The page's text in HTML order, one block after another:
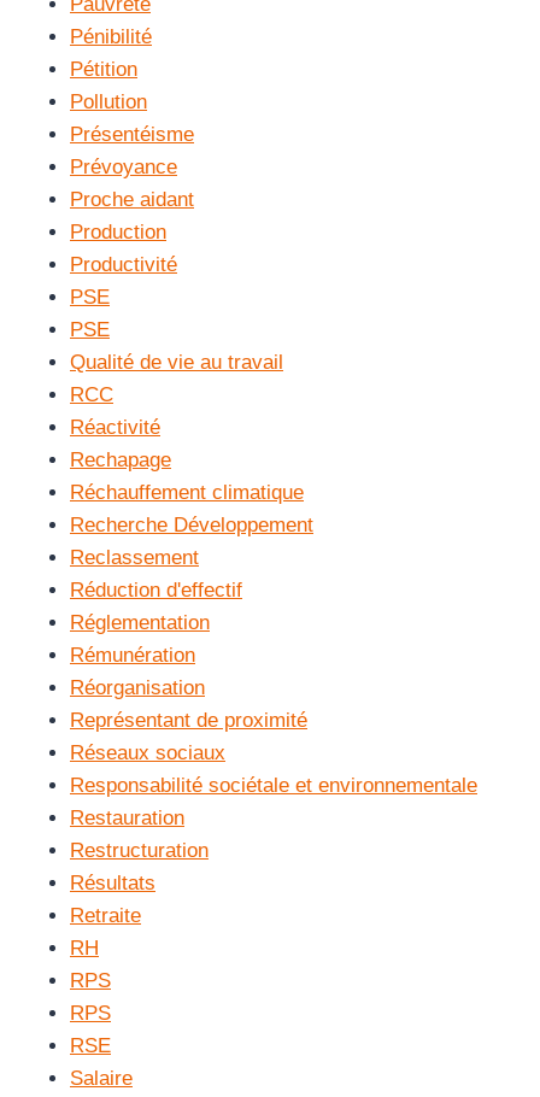
Pénibilité
Pétition
Pollution
Présentéisme
Prévoyance
Proche aidant
Production
Productivité
PSE
PSE
Qualité de vie au travail
RCC
Réactivité
Rechapage
Réchauffement climatique
Recherche Développement
Reclassement
Réduction d'effectif
Réglementation
Rémunération
Réorganisation
Représentant de proximité
Réseaux sociaux
Responsabilité sociétale et environnementale
Restauration
Restructuration
Résultats
Retraite
RH
RPS
RPS
RSE
Salaire